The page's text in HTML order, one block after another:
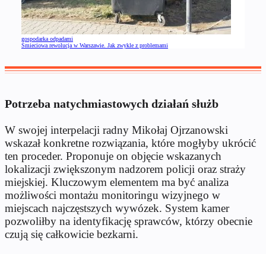
gospodarka odpadami
Śmieciowa rewolucja w Warszawie. Jak zwykle z problemami
Potrzeba natychmiastowych działań służb
W swojej interpelacji radny Mikołaj Ojrzanowski
wskazał konkretne rozwiązania, które mogłyby ukrócić
ten proceder. Proponuje on objęcie wskazanych
lokalizacji zwiększonym nadzorem policji oraz straży
miejskiej. Kluczowym elementem ma być analiza
możliwości montażu monitoringu wizyjnego w
miejscach najczęstszych wywózek. System kamer
pozwoliłby na identyfikację sprawców, którzy obecnie
czują się całkowicie bezkarni.